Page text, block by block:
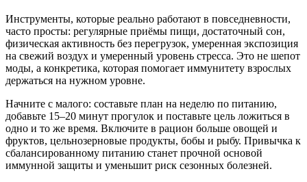
Инструменты, которые реально работают в повседневности,
часто просты: регулярные приёмы пищи, достаточный сон,
физическая активность без перегрузок, умеренная экспозиция
на свежий воздух и умеренный уровень стресса. Это не шепот
моды, а конкретика, которая помогает иммунитету взрослых
держаться на нужном уровне.
Начните с малого: составьте план на неделю по питанию,
добавьте 15–20 минут прогулок и поставьте цель ложиться в
одно и то же время. Включите в рацион больше овощей и
фруктов, цельнозерновые продукты, бобы и рыбу. Привычка к
сбалансированному питанию станет прочной основой
иммунной защиты и уменьшит риск сезонных болезней.